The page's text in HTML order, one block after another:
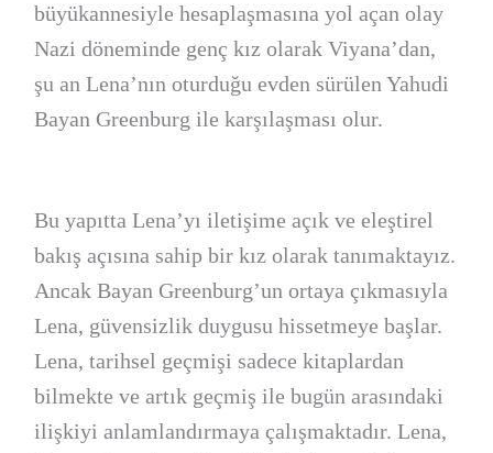
büyükannesiyle hesaplaşmasına yol açan olay
Nazi döneminde genç kız olarak Viyana’dan,
şu an Lena’nın oturduğu evden sürülen Yahudi
Bayan Greenburg ile karşılaşması olur.
Bu yapıtta Lena’yı iletişime açık ve eleştirel
bakış açısına sahip bir kız olarak tanımaktayız.
Ancak Bayan Greenburg’un ortaya çıkmasıyla
Lena, güvensizlik duygusu hissetmeye başlar.
Lena, tarihsel geçmişi sadece kitaplardan
bilmekte ve artık geçmiş ile bugün arasındaki
ilişkiyi anlamlandırmaya çalışmaktadır. Lena,